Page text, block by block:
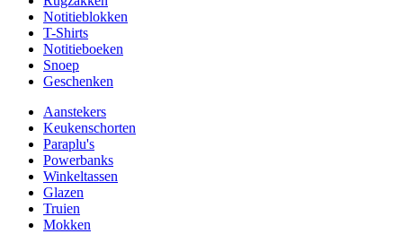
Notitieblokken
T-Shirts
Notitieboeken
Snoep
Geschenken
Aanstekers
Keukenschorten
Paraplu's
Powerbanks
Winkeltassen
Glazen
Truien
Mokken